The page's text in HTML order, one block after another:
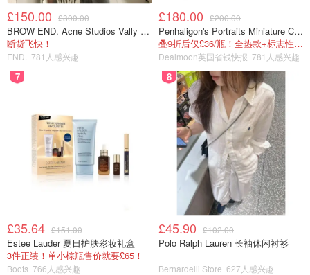
£150.00 £300.00
BROW END. Acne Studios Vally 刺绣围巾 白色
断货飞快！
END. 781人感兴趣
£180.00 £200.00
Penhaligon's Portraits Miniature Collection 香氛套装 5瓶装
叠9折后仅£36/瓶！全热款+标志性兽首头
Dealmoon英国省钱快报 781人感兴趣
7
£35.64 £151.00
Estee Lauder 夏日护肤彩妆礼盒
3件正装！单小棕瓶售价就要£65！
Boots 766人感兴趣
8
£45.90 £102.00
Polo Ralph Lauren 长袖休闲衬衫
Bernardelli Store 627人感兴趣